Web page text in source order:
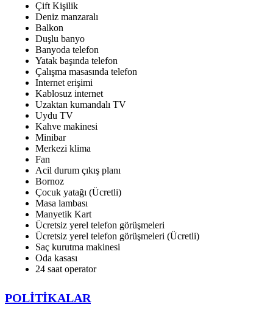
Çift Kişilik
Deniz manzaralı
Balkon
Duşlu banyo
Banyoda telefon
Yatak başında telefon
Çalışma masasında telefon
Internet erişimi
Kablosuz internet
Uzaktan kumandalı TV
Uydu TV
Kahve makinesi
Minibar
Merkezi klima
Fan
Acil durum çıkış planı
Bornoz
Çocuk yatağı (Ücretli)
Masa lambası
Manyetik Kart
Ücretsiz yerel telefon görüşmeleri
Ücretsiz yerel telefon görüşmeleri (Ücretli)
Saç kurutma makinesi
Oda kasası
24 saat operator
POLİTİKALAR